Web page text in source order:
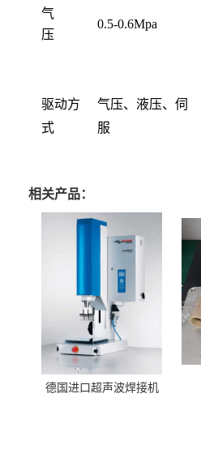
气
压
0.5-0.6Mpa
驱动方
式
气压、液压、伺
服
相关产品：
德国进口超声波焊接机